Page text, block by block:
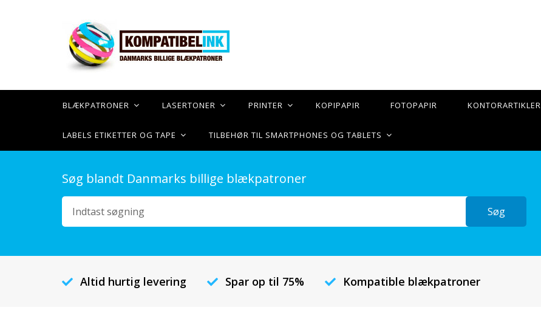
BLÆKPATRONER LASERTONER PRINTER KOPIPAPIR FOTOPAPIR KONTORARTIKLER
LABELS ETIKETTER OG TAPE TILBEHØR TIL SMARTPHONES OG TABLETS
Søg blandt Danmarks billige blækpatroner
Søg
Altid hurtig levering Spar op til 75% Kompatible blækpatroner